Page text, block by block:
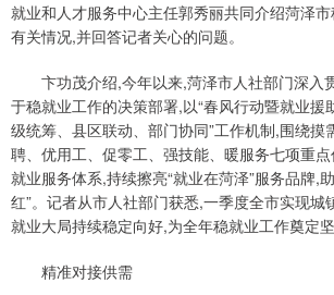
就业和人才服务中心主任郭秀丽共同介绍菏泽
有关情况,并回答记者关心的问题。
卞功茂介绍,今年以来,菏泽市人社部门深入
于稳就业工作的决策部署,以“春风行动暨就业援
级统筹、县区联动、部门协同”工作机制,围绕摸
聘、优用工、促零工、强技能、暖服务七项重
就业服务体系,持续擦亮“就业在菏泽”服务品牌,
红”。记者从市人社部门获悉,一季度全市实现城
就业大局持续稳定向好,为全年稳就业工作奠定坚
精准对接供需